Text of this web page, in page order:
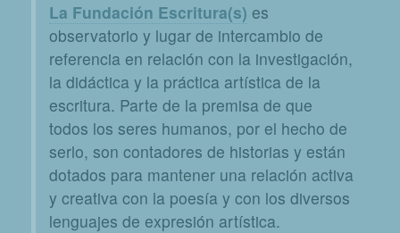
La Fundación Escritura(s) es
observatorio y lugar de intercambio de
referencia en relación con la investigación,
la didáctica y la práctica artística de la
escritura. Parte de la premisa de que
todos los seres humanos, por el hecho de
serlo, son contadores de historias y están
dotados para mantener una relación activa
y creativa con la poesía y con los diversos
lenguajes de expresión artística.